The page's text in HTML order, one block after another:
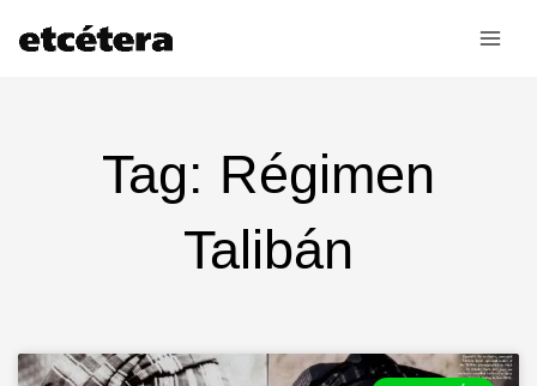
Tag: Régimen
Talibán